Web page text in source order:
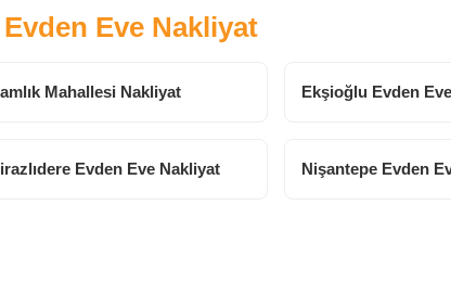
Eve Nakliyat
Mahallesi Nakliyat Ekşioğlu Evden
Evden Eve Nakliyat Nişantepe Evden